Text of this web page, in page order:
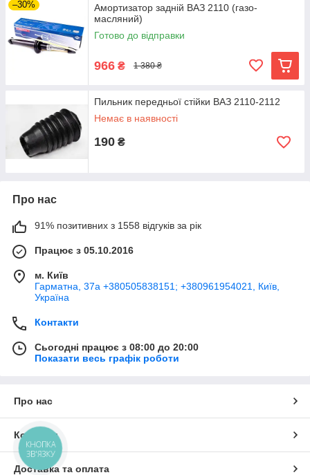
–30%
Амортизатор задній ВАЗ 2110 (газо-
масляний)
Готово до відправки
966 ₴ 1 380 ₴
Пильник передньої стійки ВАЗ 2110-2112
Немає в наявності
190 ₴
Про нас
91% позитивних з 1558 відгуків за рік
Працює з 05.10.2016
м. Київ
Гарматна, 37а +380505838151; +380961954021, Київ,
Україна
Контакти
Сьогодні працює з 08:00 до 20:00
Показати весь графік роботи
Про нас
Контакти
Доставка та оплата
КНОПКА
ЗВ'ЯЗКУ